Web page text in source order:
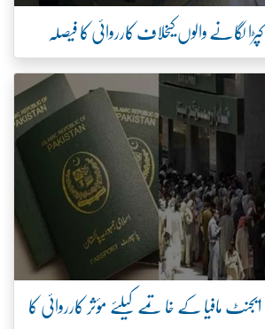
لگانے والوں کیخلاف کارروائی کا فیصلہ
مافیا کے خاتمے کیلئے مؤثر کارروائی کا